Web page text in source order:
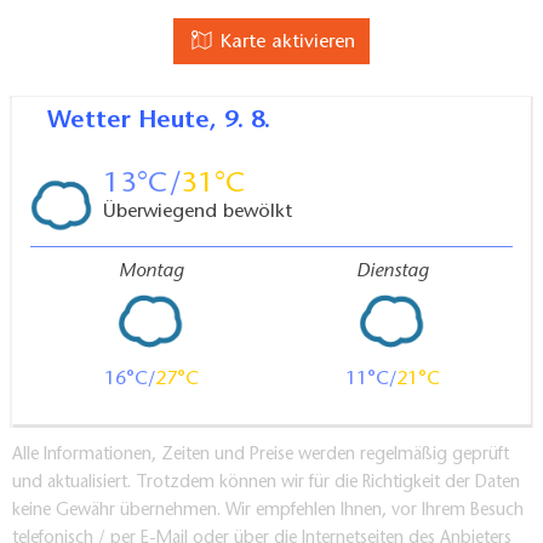
Karte aktivieren
Wetter Heute, 9. 8.
13 31
Überwiegend bewölkt
Montag
16 27
Dienstag
11 21
Alle Informationen, Zeiten und Preise werden regelmäßig geprüft
und aktualisiert. Trotzdem können wir für die Richtigkeit der Daten
keine Gewähr übernehmen. Wir empfehlen Ihnen, vor Ihrem Besuch
telefonisch / per E-Mail oder über die Internetseiten des Anbieters